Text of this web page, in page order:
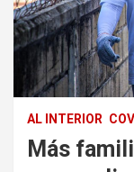
AL INTERIOR
Más